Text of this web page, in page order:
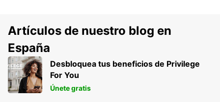
Artículos de nuestro blog en
España
Desbloquea tus beneficios de Privilege
For You
Únete gratis